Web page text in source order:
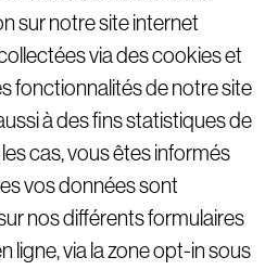
sur notre site internet
via des cookies et
fonctionnalités de notre site
à des fins statistiques de
cas, vous êtes informés
vos données sont
nos différents formulaires
ligne, via la zone opt-in sous